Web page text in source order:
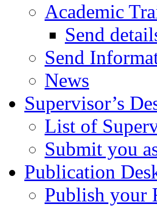
Academic
Send
Send
News
Supervisor’s
List of
Submit you
Publication
Publish your